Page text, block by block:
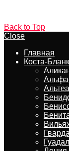
Back to Top
Close
Главная
Коста-
Альтеа